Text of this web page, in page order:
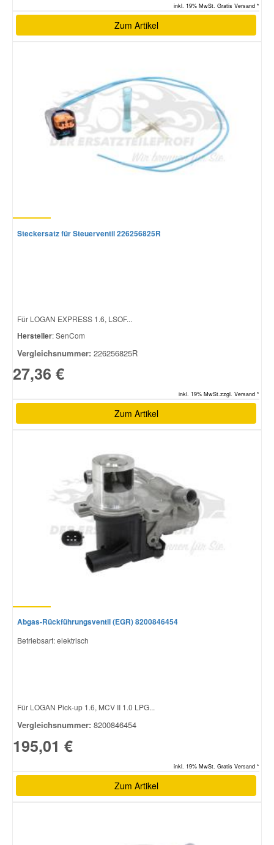
inkl. 19% MwSt. Gratis Versand *
Zum Artikel
Steckersatz für Steuerventil 226256825R
Für LOGAN EXPRESS 1.6, LSOF...
Hersteller: SenCom
Vergleichsnummer: 226256825R
27,36 €
inkl. 19% MwSt.zzgl. Versand *
Zum Artikel
Abgas-Rückführungsventil (EGR) 8200846454
Betriebsart: elektrisch
Für LOGAN Pick-up 1.6, MCV II 1.0 LPG...
Vergleichsnummer: 8200846454
195,01 €
inkl. 19% MwSt. Gratis Versand *
Zum Artikel